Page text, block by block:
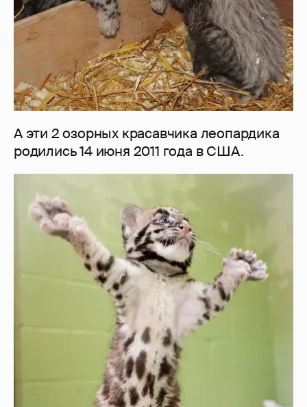
А эти 2 озорных красавчика леопардика
родились 14 июня 2011 года в США.